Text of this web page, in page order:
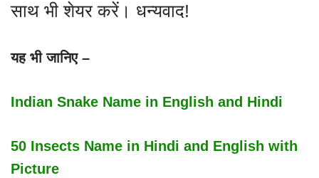
साथ भी शेयर करें। धन्यवाद!
यह भी जानिए –
Indian Snake Name in English and Hindi
50 Insects Name in Hindi and English with
Picture